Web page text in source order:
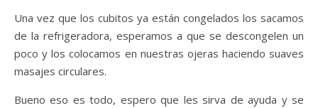
Una vez que los cubitos ya están congelados los sacamos
de la refrigeradora, esperamos a que se descongelen un
poco y los colocamos en nuestras ojeras haciendo suaves
masajes circulares.
Bueno eso es todo, espero que les sirva de ayuda y se